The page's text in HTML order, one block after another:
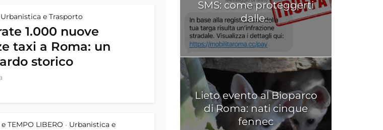
Urbanistica e Trasporto
1.000 nuove
taxi a Roma: un
storico
TEMPO LIBERO • Urbanistica e
SMS: come proteggerti
dalle...
Lieto evento al Bioparco
di Roma: nati cinque
fennec